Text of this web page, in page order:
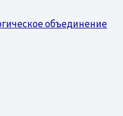
объединение